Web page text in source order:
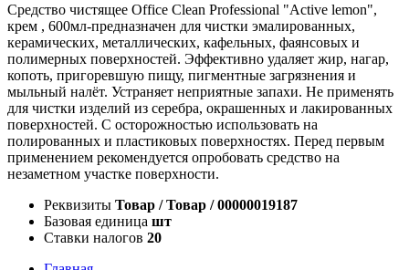
Средство чистящее Office Clean Professional "Active lemon",
крем , 600мл-предназначен для чистки эмалированных,
керамических, металлических, кафельных, фаянсовых и
полимерных поверхностей. Эффективно удаляет жир, нагар,
копоть, пригоревшую пищу, пигментные загрязнения и
мыльный налёт. Устраняет неприятные запахи. Не применять
для чистки изделий из серебра, окрашенных и лакированных
поверхностей. С осторожностью использовать на
полированных и пластиковых поверхностях. Перед первым
применением рекомендуется опробовать средство на
незаметном участке поверхности.
Реквизиты Товар / Товар / 00000019187
Базовая единица шт
Ставки налогов 20